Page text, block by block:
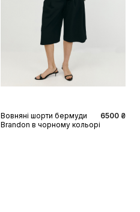
ML XL
Вовняні шорти бермуди
Brandon в чорному кольорі
6500 ₴